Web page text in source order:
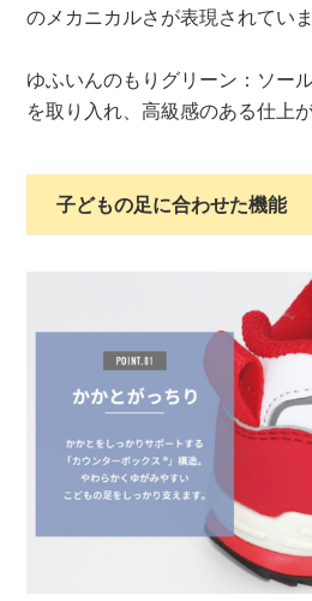
のメカニカルさが表現されていま
ゆふいんのもりグリーン：ソー
を取り入れ、高級感のある仕上が
子どもの足に合わせた機能